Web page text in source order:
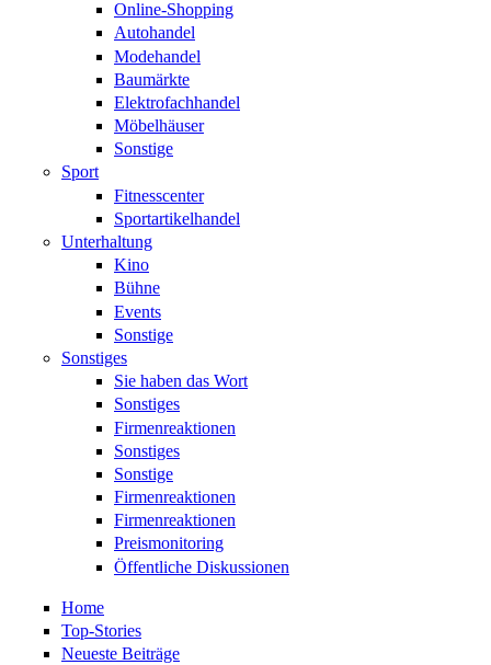
Online-Shopping
Autohandel
Modehandel
Baumärkte
Elektrofachhandel
Möbelhäuser
Sonstige
Sport
Fitnesscenter
Sportartikelhandel
Unterhaltung
Kino
Bühne
Events
Sonstige
Sonstiges
Sie haben das Wort
Sonstiges
Firmenreaktionen
Sonstiges
Sonstige
Firmenreaktionen
Firmenreaktionen
Preismonitoring
Öffentliche Diskussionen
Home
Top-Stories
Neueste Beiträge